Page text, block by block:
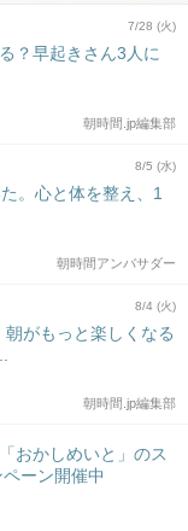
7/28 (火)
？早起きさん3人に
朝時間.jp編集部
8/5 (水)
。心と体を整え、1
朝時間アンバサダー
8/4 (火)
がもっと楽しくなる
朝時間.jp編集部
おかしめいと」のス
ーン開催中